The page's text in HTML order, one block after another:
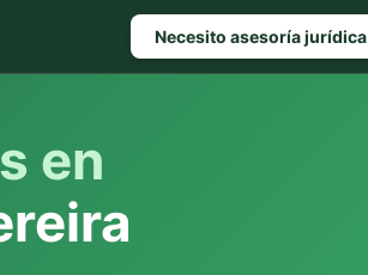
Necesito asesoría jurídica
en